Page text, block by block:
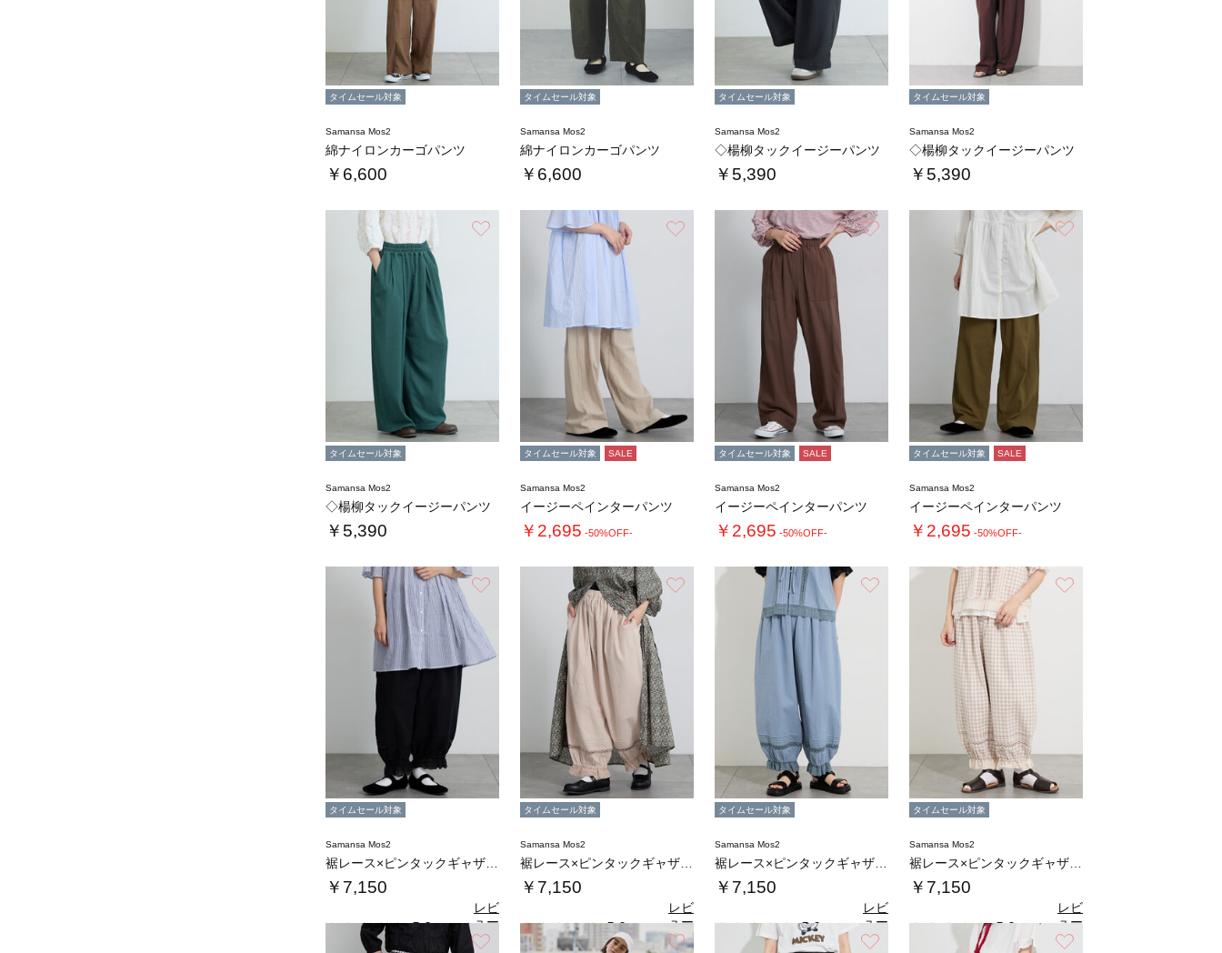
タイムセール対象
Samansa Mos2
綿ナイロンカーゴパンツ
￥6,600
タイムセール対象
Samansa Mos2
綿ナイロンカーゴパンツ
￥6,600
タイムセール対象
Samansa Mos2
◇楊柳タックイージーパンツ
￥5,390
タイムセール対象
Samansa Mos2
◇楊柳タックイージーパンツ
￥5,390
タイムセール対象
Samansa Mos2
◇楊柳タックイージーパンツ
￥5,390
タイムセール対象 SALE
Samansa Mos2
イージーペインターパンツ
￥2,695 -50%OFF-
タイムセール対象 SALE
Samansa Mos2
イージーペインターパンツ
￥2,695 -50%OFF-
タイムセール対象 SALE
Samansa Mos2
イージーペインターパンツ
￥2,695 -50%OFF-
タイムセール対象
Samansa Mos2
￥7,150
5.0（1）
レビ
ュー
を見
タイムセール対象
Samansa Mos2
￥7,150
5.0（1）
レビ
ュー
を見
お気に入り
タイムセール対象
Samansa Mos2
￥7,150
5.0（1）
レビ
ュー
を見
タイムセール対象
Samansa Mos2
￥7,150
5.0（1）
レビ
ュー
を見
お気に入り お気に入り